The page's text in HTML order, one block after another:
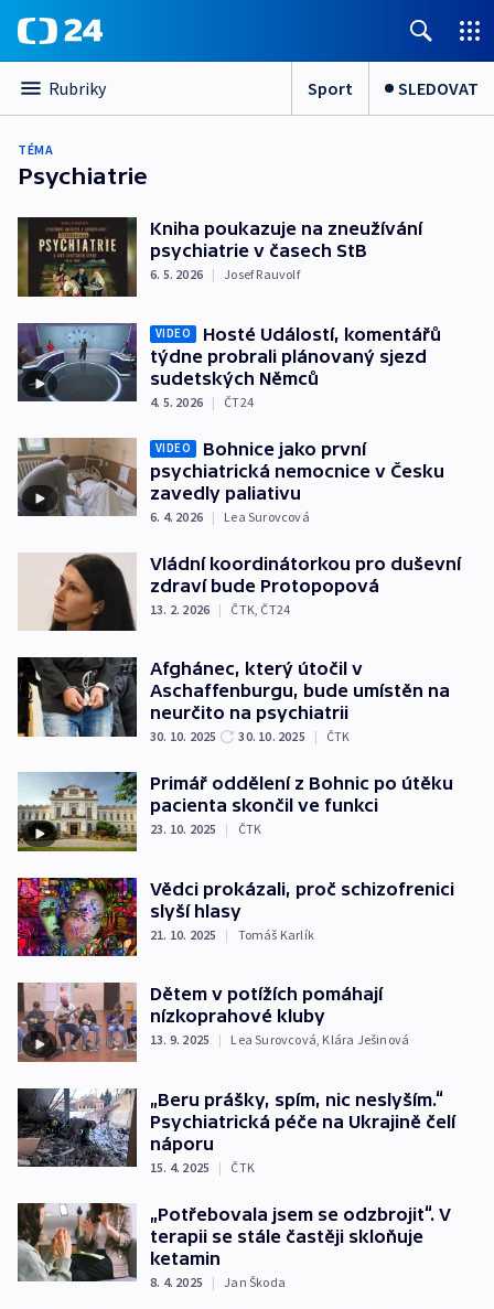
Rubriky Sport SLEDOVAT
TÉMA
Psychiatrie
Kniha poukazuje na zneužívání
psychiatrie v časech StB
6. 5. 2026 | Josef Rauvolf
VIDEO
Hosté Událostí, komentářů
týdne probrali plánovaný sjezd
sudetských Němců
4. 5. 2026 | ČT24
VIDEO
Bohnice jako první
psychiatrická nemocnice v Česku
zavedly paliativu
6. 4. 2026 | Lea Surovcová
Vládní koordinátorkou pro duševní
zdraví bude Protopopová
13. 2. 2026 | ČTK ČT24
Afghánec, který útočil v
Aschaffenburgu, bude umístěn na
neurčito na psychiatrii
30. 10. 2025 30. 10. 2025 | ČTK
Primář oddělení z Bohnic po útěku
pacienta skončil ve funkci
23. 10. 2025 | ČTK
Vědci prokázali, proč schizofrenici
slyší hlasy
21. 10. 2025 | Tomáš Karlík
Dětem v potížích pomáhají
nízkoprahové kluby
13. 9. 2025 | Lea Surovcová, Klára Ješinová
„Beru prášky, spím, nic neslyším.“
Psychiatrická péče na Ukrajině čelí
náporu
15. 4. 2025 | ČTK
„Potřebovala jsem se odzbrojit“. V
terapii se stále častěji skloňuje
ketamin
8. 4. 2025 | Jan Škoda